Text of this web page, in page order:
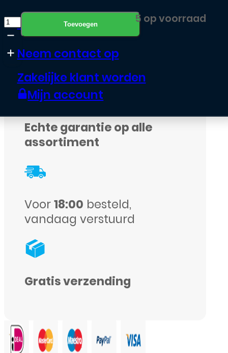
Klantenservice
Neem contact op
Zakelijke klant worden
Mijn account
Huawei
-
P10
Frame
Wit
aantal
Toevoegen 5 op voorraad
Echte garantie op alle
assortiment
Voor18:00 besteld,
vandaag verstuurd
Gratis verzending